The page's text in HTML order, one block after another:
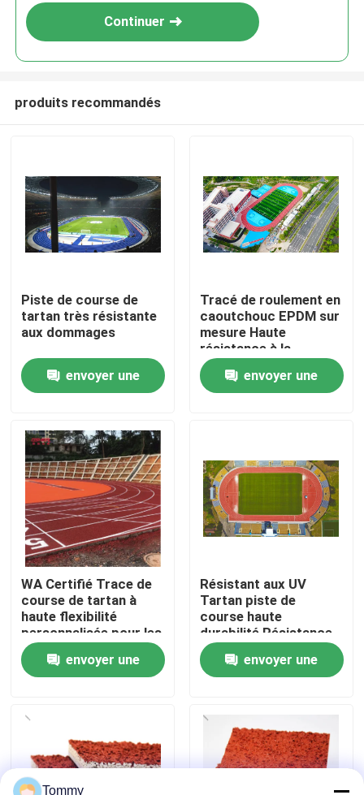
Accueil
Produits
Vidéos
À propos de nous
Visite de l'usine
Contrôle de qualité
Nous contacter
Demander un devis
Continuer
produits recommandés
Piste de course de
tartan très résistante
aux dommages
envoyer une
Tracé de roulement en
caoutchouc EPDM sur
mesure Haute
résistance à la
traction de 0,88
N/Mm2envoyer une
WA Certifié Trace de
course de tartan à
haute flexibilité
personnalisée pour les
projets
envoyer une
Résistant aux UV
Tartan piste de
course haute
durabilité Résistance
aux dommages
envoyer une
Tommy